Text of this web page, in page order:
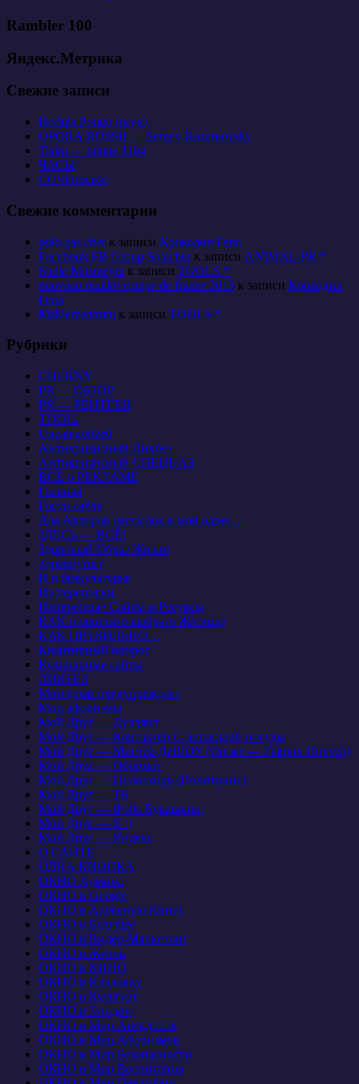
Rambler 100
Яндекс.Метрика
Свежие записи
Hodula Pougo (pryg)
OPORA ROSSII — Sergey Kazarnovsky
Tanki — online 1104
ЧАСЫ
СОЧИнялки
Свежие комментарии
polo pas cherк записи Крокодил Гена
Facebook FB Group Snatcherк записи ANIMAL-PR *
Sudie Mosmeyerк записи TOOLS *
nouveau maillot equipe de france 2013 к записи Крокодил
Гена
Maklerzentrum к записи TOOLS *
Рубрики
CHERNY
PR — ОБЗОР
PR — РЕНТГЕН
TOOLs
Uncategorized
Антикризисный Ликбез
Антикризисный СПЕЦНАЗ
ВСЁ о РЕКЛАМЕ
Главная
Гости сайта
Для Авторов рассылок в мой адрес…
ЗДЕСЬ — ВСЁ!
Здоровый Образ Жизни
Здравпункт
И в безкультурье
Из переписки
Интересные Сайты и Ресурсы
КАК правильно выбрать Жилище
КАК ПРАВИЛЬНО…
Квартирный вопрос
Кулинарные сайты
ЛИКБЕЗ
Минздрав предупреждает
Мои афоризмы
Мой Друг — Дуэлянт
Мой Друг — Контактёр С-летающей-посуды
Мой Друг — Мистер ДеШОУ (Он же — Гаврик Портер)
Мой Друг — Обормот
Мой Друг — Политкорр (Политринг)
Мой Друг — ТБ
Мой Друг — Фэйс Букашкин:
Мой Друг — Я :)
Мой Друг — Яндекс
О САЙТЕ
ОДНА КНОПКА
ОКНО Админа
ОКНО в Google
ОКНО в Адресную Книгу
ОКНО в Будущее
ОКНО в Видео-Маркетинг
ОКНО в Жизнь
ОКНО в КИНО
ОКНО в Кладовку
ОКНО в Культуру
ОКНО в Лондон
ОКНО в Мир Анекдотов
ОКНО в Мир Афоризмов
ОКНО в Мир Безопасности
ОКНО в Мир Воспитания